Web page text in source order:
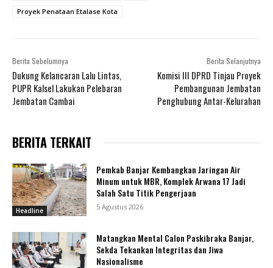
Proyek Penataan Etalase Kota
Berita Sebelumnya
Dukung Kelancaran Lalu Lintas,
PUPR Kalsel Lakukan Pelebaran
Jembatan Cambai
Berita Selanjutnya
Komisi III DPRD Tinjau Proyek
Pembangunan Jembatan
Penghubung Antar-Kelurahan
BERITA TERKAIT
Headline
Pemkab Banjar Kembangkan Jaringan Air
Minum untuk MBR, Komplek Arwana 17 Jadi
Salah Satu Titik Pengerjaan
5 Agustus 2026
Matangkan Mental Calon Paskibraka Banjar,
Sekda Tekankan Integritas dan Jiwa
Nasionalisme